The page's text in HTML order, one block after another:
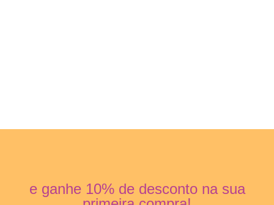
e ganhe 10% de desconto na sua